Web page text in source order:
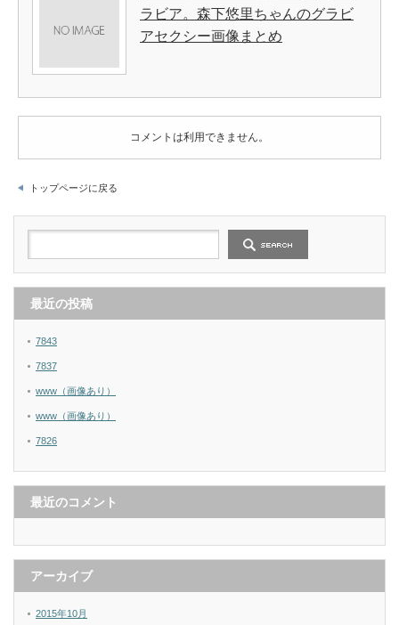
ラビア。森下悠里ちゃんのグラビ
アセクシー画像まとめ
コメントは利用できません。
トップページに戻る
最近の投稿
7843
7837
www（画像あり）
www（画像あり）
7826
最近のコメント
アーカイブ
2015年10月